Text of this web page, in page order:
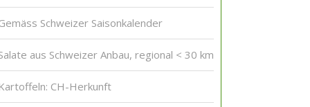
Schweizer Saisonkalender
aus Schweizer Anbau, regional < 30 km
Kartoffeln: CH-Herkunft